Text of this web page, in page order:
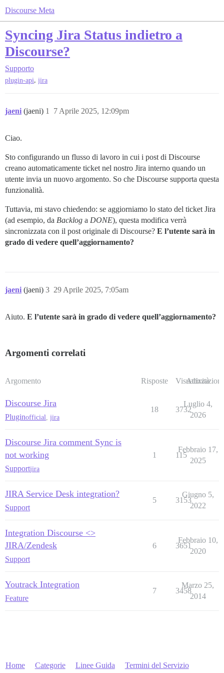
Discourse Meta
Syncing Jira Status indietro a
Discourse?
Supporto
plugin-api, jira
jaeni (jaeni) 7 Aprile 2025, 12:09pm
1
Ciao.
Sto configurando un flusso di lavoro in cui i post di Discourse
creano automaticamente ticket nel nostro Jira interno quando un
utente invia un nuovo argomento. So che Discourse supporta questa
funzionalità.
Tuttavia, mi stavo chiedendo: se aggiorniamo lo stato del ticket Jira
(ad esempio, da Backlog a DONE), questa modifica verrà
sincronizzata con il post originale di Discourse? E l’utente sarà in
grado di vedere quell’aggiornamento?
jaeni (jaeni) 29 Aprile 2025, 7:05am
3
Aiuto. E l’utente sarà in grado di vedere quell’aggiornamento?
Argomenti correlati
Argomento Risposte Visualizzazioni
Attività
Discourse Jira
Pluginofficial jira
18 3732
Luglio 4,
2026
Discourse Jira comment Sync is
not working
Supportjira
1 115
Febbraio 17,
2025
JIRA Service Desk integration?
Support
5 3153
Giugno 5,
2022
Integration Discourse <>
JIRA/Zendesk
Support
6 3651
Febbraio 10,
2020
Youtrack Integration
Feature
7 3458
Marzo 25,
2014
Home Categorie Linee Guida Termini del Servizio